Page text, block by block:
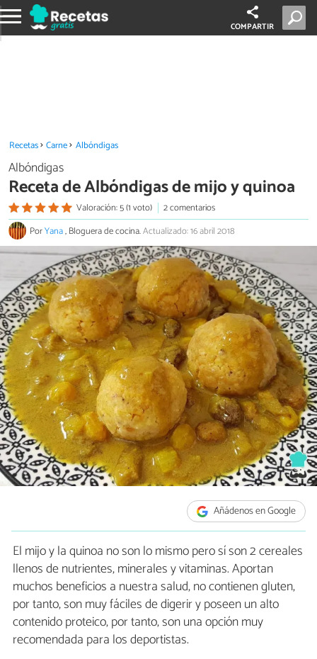
COMPARTIR
Recetas Carne Albóndigas
Albóndigas
Receta de Albóndigas de mijo y quinoa
Valoración: 5 (1 voto)
2 comentarios
PorYana, Bloguera de cocina.Actualizado: 16 abril 2018
Añádenos en Google
El mijo y la quinoa no son lo mismo pero sí son 2 cereales
llenos de nutrientes, minerales y vitaminas. Aportan
muchos beneficios a nuestra salud, no contienen gluten,
por tanto, son muy fáciles de digerir y poseen un alto
contenido proteico, por tanto, son una opción muy
recomendada para los deportistas.